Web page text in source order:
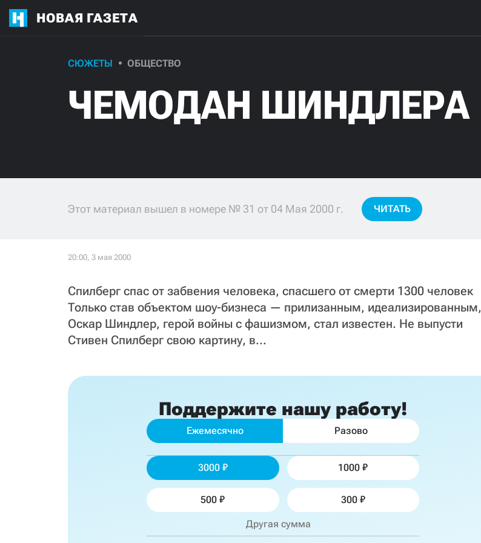
НОВАЯ ГАЗЕТА
СЮЖЕТЫ ОБЩЕСТВО
ЧЕМОДАН ШИНДЛЕРА
Этот материал вышел в номере № 31 от 04 Мая 2000 г. ЧИТАТЬ
Спилберг спас от забвения человека, спасшего от смерти 1300 человек
Только став объектом шоу-бизнеса — прилизанным, идеализированным,
Оскар Шиндлер, герой войны с фашизмом, стал известен. Не выпусти
Стивен Спилберг свою картину, в...
Поддержите нашу работу!
Ежемесячно Разово
3000 1000
500 300